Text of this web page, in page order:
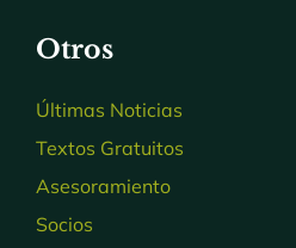
Otros
Últimas Noticias
Textos Gratuitos
Asesoramiento
Socios